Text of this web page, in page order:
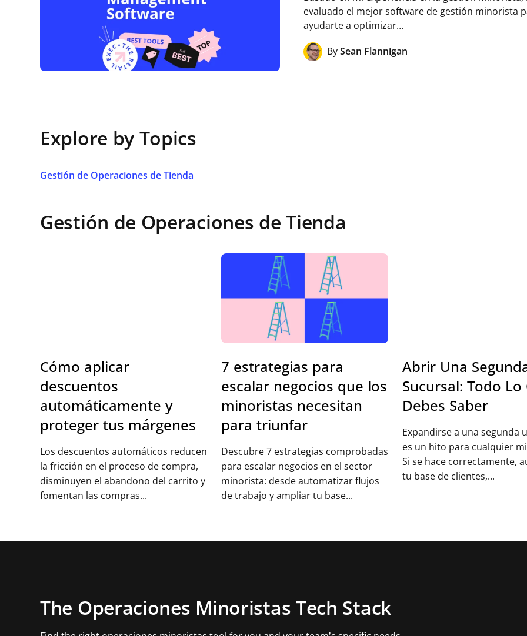
evaluado el mejor software de gestión minorista
ayudarte a optimizar…
By Sean Flannigan
Explore by Topics
Gestión de Operaciones de Tienda
Gestión de Operaciones de Tienda
Cómo aplicar
descuentos
automáticamente y
proteger tus márgenes
Los descuentos automáticos reducen
la fricción en el proceso de compra,
disminuyen el abandono del carrito y
fomentan las compras...
7 estrategias para
escalar negocios que los
minoristas necesitan
para triunfar
Descubre 7 estrategias comprobadas
para escalar negocios en el sector
minorista: desde automatizar flujos
de trabajo y ampliar tu base...
Abrir Una
Sucursal: Todo Lo
Debes Saber
Expandirse a una segunda
es un hito para cualquier
Si se hace correctamente,
tu base de clientes,...
The Operaciones Minoristas Tech Stack